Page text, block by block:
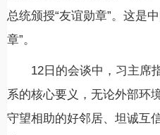
总统颁授“友谊勋章”。这是
章”。
12日的会谈中，习主席
系的核心要义，无论外部环
守望相助的好邻居、坦诚互